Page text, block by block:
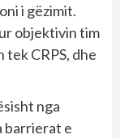
i gëzimit.
objektivin tim
CRPS, dhe
nga
barrierat e